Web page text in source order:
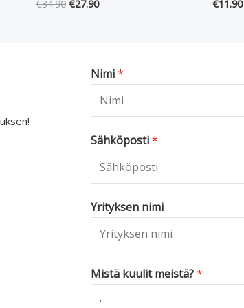
€34.90 €27.90
€11.90
Nimi*
Sähköposti*
Yrityksen nimi
Mistä kuulit meistä?*